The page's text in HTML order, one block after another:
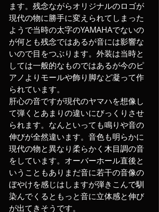
ます。残念ながらオリジナルのロゴが
現代の物に勝手に変えられてしまった
ようで当時の太字のYAMAHAでないの
が何とも残念ではあるが音には影響な
いので目をつぶります。外装は当時と
しては一般的なものではあるが今のピ
アノよりモールや飾り脚など凝って作
られています。
肝心の音ですが現代のヤマハを想像し
て弾くとあまりの違いにびっくりさせ
られます。なんといっても鳴りや音の
伸びが全然違います。音色も明らかに
現代の物と異なり柔らかく木目調の音
をしています。オーバーホール直後と
いうこともありまだ音に若干の音像の
ぼやけを感じはしますが弾きこんで馴
染んでくるともっと音に立体感と伸び
が出てきそうです。